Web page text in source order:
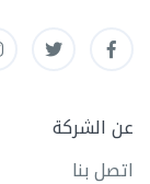
عن الشركة
اتصل بنا